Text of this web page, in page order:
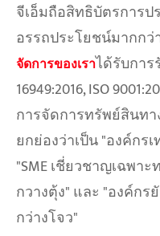
จีเอ็มถือสิทธิบัตรการ
อรรถประโยชน์มากกว่
จัดการของเราได้รับการ
16949:2016, ISO
การจัดการทรัพย์สินท
ยกย่องว่าเป็น "องค์กร
"SME เชี่ยวชาญเฉพ
กวางตุ้ง" และ "องค์ก
กว่างโจว"